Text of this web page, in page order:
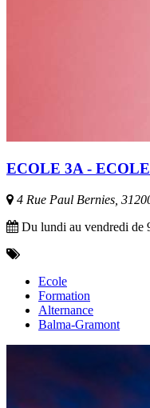
ECOLE 3A -
4 Rue Paul Bernies,
Du lundi au vendredi de
Ecole
Formation
Alternance
Balma-Gramont